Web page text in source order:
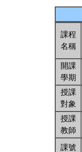
課程
名稱
開課
學期
授課
對象
授課
教師
課號